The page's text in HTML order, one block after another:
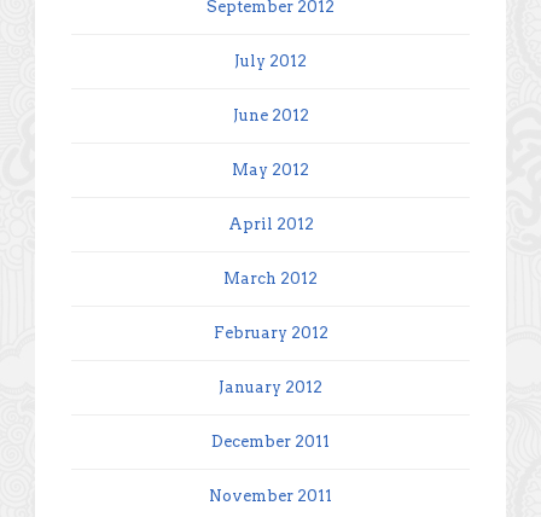
September 2012
July 2012
June 2012
May 2012
April 2012
March 2012
February 2012
January 2012
December 2011
November 2011